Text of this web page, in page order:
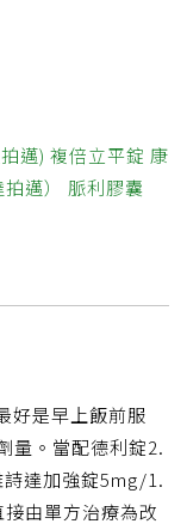
邁) 複倍立平錠 康
邁）
脈利膠囊
好是早上飯前服
量。當配德利錠2.
達加強錠5mg/1.
由單方治療為改